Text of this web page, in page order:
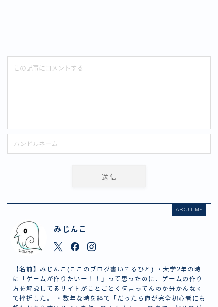
ABOUT ME
みじんこ
【名前】みじんこ(ここのブログ書いてるひと) ・大学2年の時
に「ゲームが作りたいー！！」って思ったのに、ゲームの作り
方を解説してるサイトがことごとく何言ってんのか分かんなく
て挫折した。 ・数年な時を経て「だったら俺が完全初心者にも